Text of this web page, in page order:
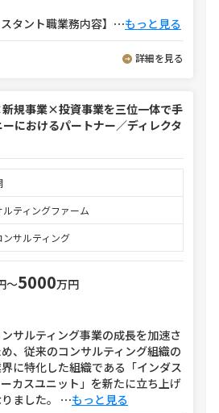
スタント職業務内容】 ⋯もっと見る
詳細を見る
規事業×投資事業を三位一体で手
におけるパートナー／ディレクタ
ルティングファーム
ンサルティング
〜5000万円
サルティング事業の成長を加速さ
、従来のコンサルティング組織の
に特化した組織である「インダス
ーカスユニット」を新たに立ち上げ
ました。 ⋯もっと見る